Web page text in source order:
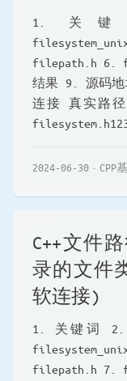
1. 关键
filepath.h 6.
结果 9. 源码地
连接 真实路
2024-06-30 CPP
C++文件
录的文件
软连接)
1. 关键词 2.
filepath.h 7.